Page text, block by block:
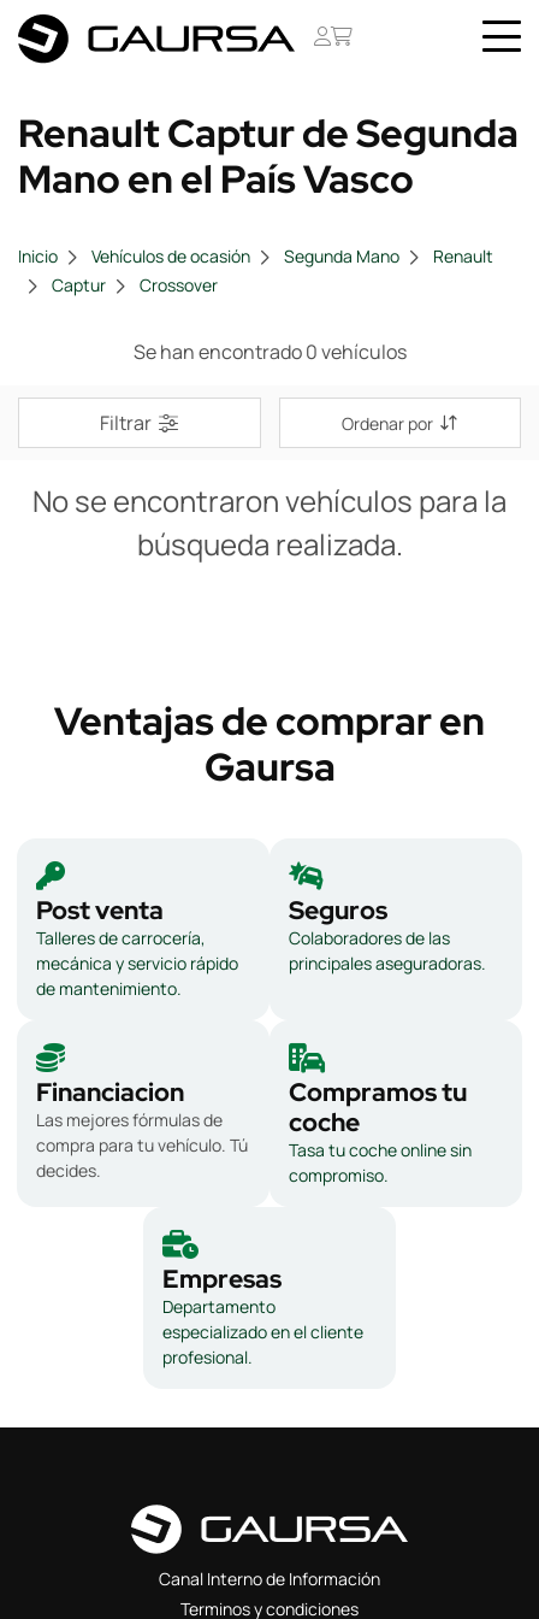
Renault Captur de Segunda
Mano en el País Vasco
Inicio Vehículos de ocasión Segunda Mano
Renault
Captur
Crossover
Se han encontrado 0 vehículos
Filtrar Ordenar por
No se encontraron vehículos para la
búsqueda realizada.
Ventajas de comprar en
Gaursa
Post venta
Talleres de carrocería,
mecánica y servicio rápido
de mantenimiento.
Seguros
Colaboradores de las
principales aseguradoras.
Financiacion
Las mejores fórmulas de
compra para tu vehículo. Tú
decides.
Compramos tu
coche
Tasa tu coche online sin
compromiso.
Empresas
Departamento
especializado en el cliente
profesional.
Canal Interno de Información
Terminos y condiciones